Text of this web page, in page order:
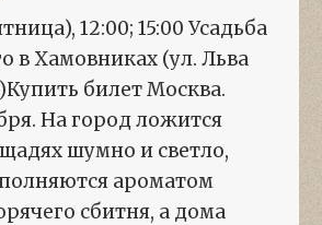
12:00; 15:00 Усадьба
в Хамовниках (ул. Льва
билет Москва.
На город ложится
шумно и светло,
ароматом
сбитня, а дома